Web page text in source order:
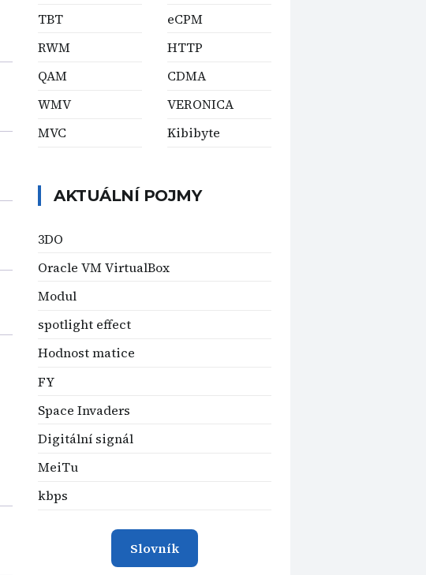
TBT
RWM
QAM
WMV
MVC
eCPM
HTTP
CDMA
VERONICA
Kibibyte
AKTUÁLNÍ POJMY
3DO
Oracle VM VirtualBox
Modul
spotlight effect
Hodnost matice
FY
Space Invaders
Digitální signál
MeiTu
kbps
Slovník